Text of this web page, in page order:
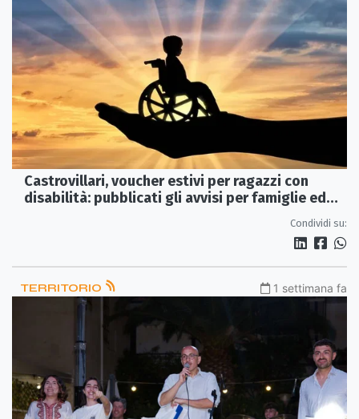
Castrovillari, voucher estivi per ragazzi con
disabilità: pubblicati gli avvisi per famiglie ed
Condividi su:
TERRITORIO 1 settimana fa